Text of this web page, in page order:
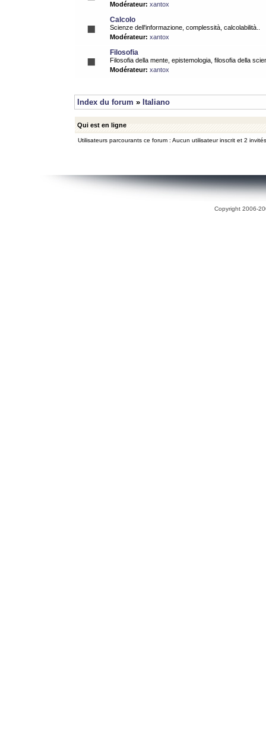
Modérateur: xantox
Calcolo
Scienze dell'informazione, complessità, calcolabilità..
Modérateur: xantox
Filosofia
Filosofia della mente, epistemologia, filosofia della
Modérateur: xantox
Index du forum » Italiano
Qui est en ligne
Utilisateurs parcourants ce forum : Aucun utilisateur inscrit et 2 invités
Copyright 2006-